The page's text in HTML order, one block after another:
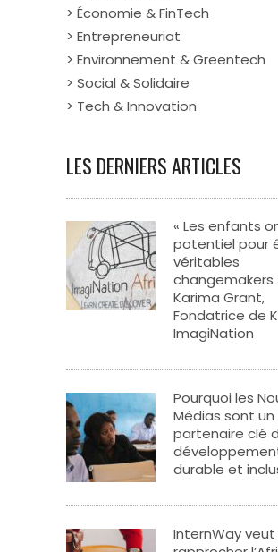
> Économie & FinTech
> Entrepreneuriat
> Environnement & Greentech
> Social & Solidaire
> Tech & Innovation
LES DERNIERS ARTICLES
« Les enfants
potentiel pour
véritables
changemakers
Karima Grant,
Fondatrice de
ImagiNation
Pourquoi les
Médias sont un
partenaire clé
durable et
InternWay veut